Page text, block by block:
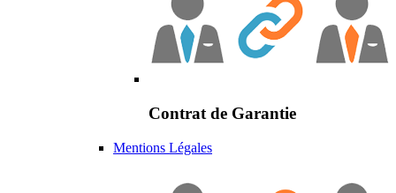
Contrat de Garantie
Mentions Légales